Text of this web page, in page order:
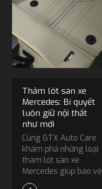
Thảm lót sàn xe
Mercedes: Bí quyết
luôn giữ nội thất
như mới
Cùng GTX Auto Care
khám phá những loại
thảm lót sàn xe
Mercedes giúp bảo vệ
nội thất, chống bụi